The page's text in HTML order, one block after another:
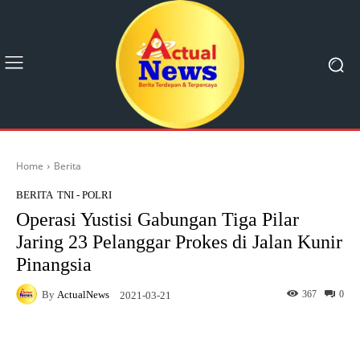
Home Berita
BERITA TNI - POLRI
Operasi Yustisi Gabungan Tiga Pilar
Jaring 23 Pelanggar Prokes di Jalan Kunir
Pinangsia
By ActualNews 2021-03-21 0
367